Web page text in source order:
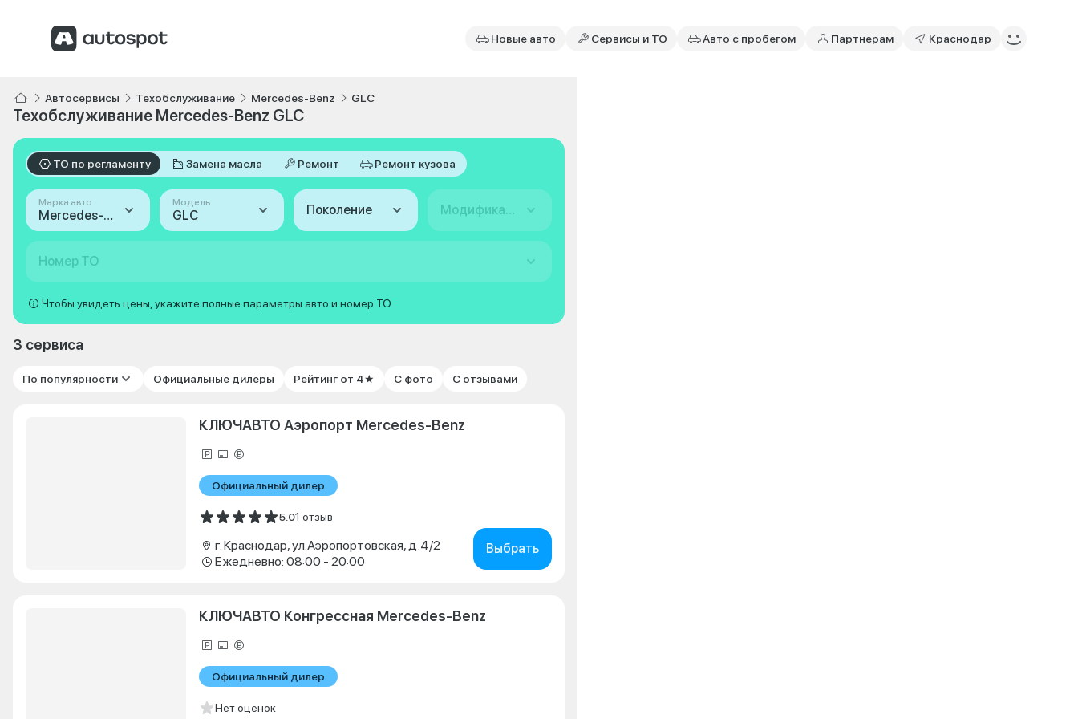
Новые авто Сервисы и ТО Авто с пробегом Партнерам Краснодар
Автосервисы Техобслуживание Mercedes-Benz GLC
Техобслуживание Mercedes-Benz GLC
ТО по регламенту Замена масла Ремонт Ремонт кузова
Марка авто
Mercedes-Benz
Модель
GLC Поколение Модификация
Номер ТО
Чтобы увидеть цены, укажите полные параметры авто и номер ТО
3 сервиса
По популярности Официальные дилеры Рейтинг от 4★ С фото С отзывами
КЛЮЧАВТО Аэропорт Mercedes-Benz
Официальный дилер
5.01 отзыв
г. Краснодар, ул.Аэропортовская, д.4/2
Ежедневно: 08:00 - 20:00
Выбрать
КЛЮЧАВТО Конгрессная Mercedes-Benz
Официальный дилер
Нет оценок